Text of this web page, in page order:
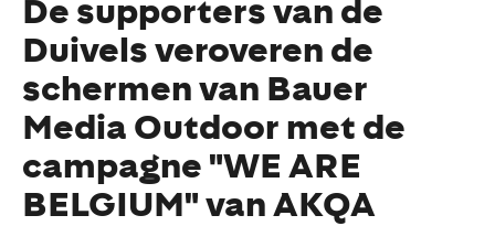
De supporters van de
Duivels veroveren de
schermen van Bauer
Media Outdoor met de
campagne "WE ARE
BELGIUM" van AKQA